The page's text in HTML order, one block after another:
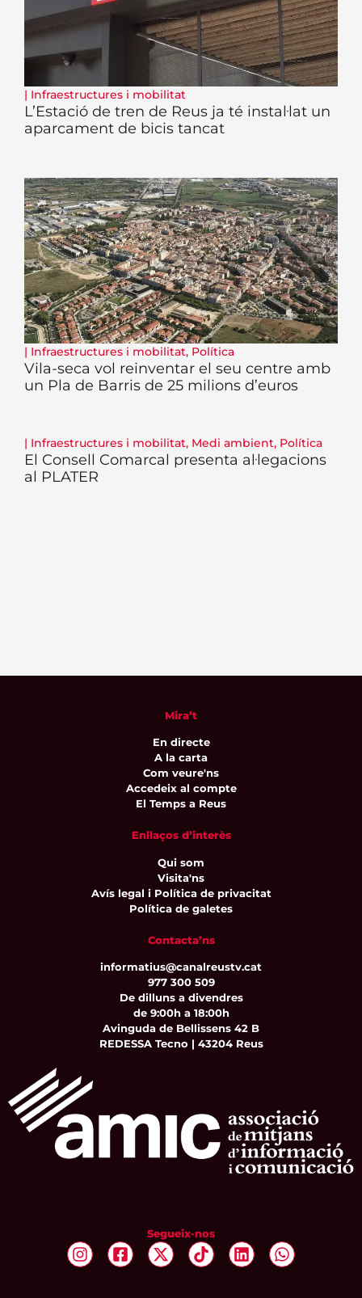
| Infraestructures i mobilitat
L’Estació de tren de Reus ja té instal·lat un
aparcament de bicis tancat
| Infraestructures i mobilitat, Política
Vila-seca vol reinventar el seu centre amb
un Pla de Barris de 25 milions d’euros
| Infraestructures i mobilitat, Medi ambient, Política
El Consell Comarcal presenta al·legacions
al PLATER
Mira’t
En directe
A la carta
Com veure'ns
Accedeix al compte
El Temps a Reus
Enllaços d’interès
Qui som
Visita'ns
Avís legal i Política de privacitat
Política de galetes
Contacta’ns
informatius@canalreustv.cat
977 300 509
De dilluns a divendres
de 9:00h a 18:00h
Avinguda de Bellissens 42 B
REDESSA Tecno | 43204 Reus
Segueix-nos